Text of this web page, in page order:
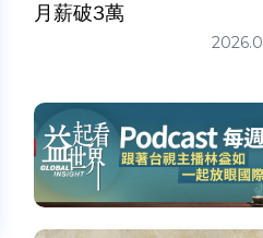
月薪破3萬